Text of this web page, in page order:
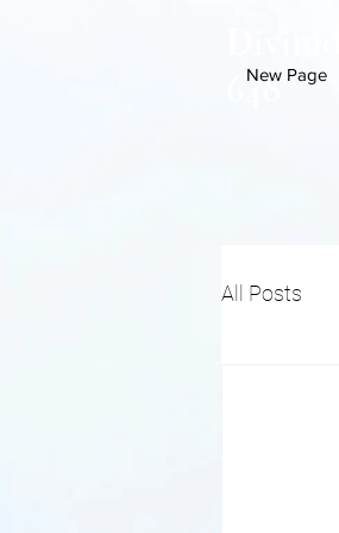
648
New Page
All Posts